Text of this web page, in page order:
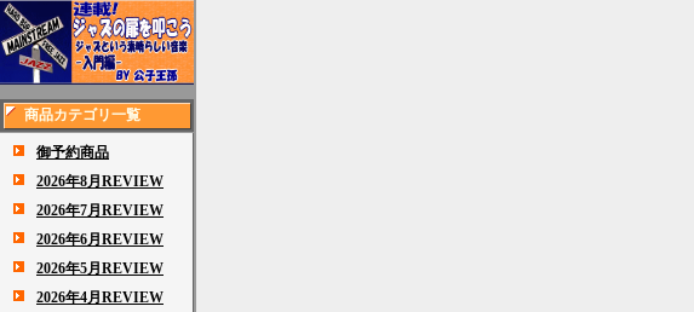
商品カテゴリ一覧
御予約商品
2026年8月REVIEW
2026年7月REVIEW
2026年6月REVIEW
2026年5月REVIEW
2026年4月REVIEW